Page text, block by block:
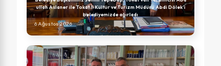
ullah Aslaner ile Tokat İl Kültür ve Turizm Müdürü Abdi Dölek’i
belediyemizde ağırladı
6 Ağustos 2026